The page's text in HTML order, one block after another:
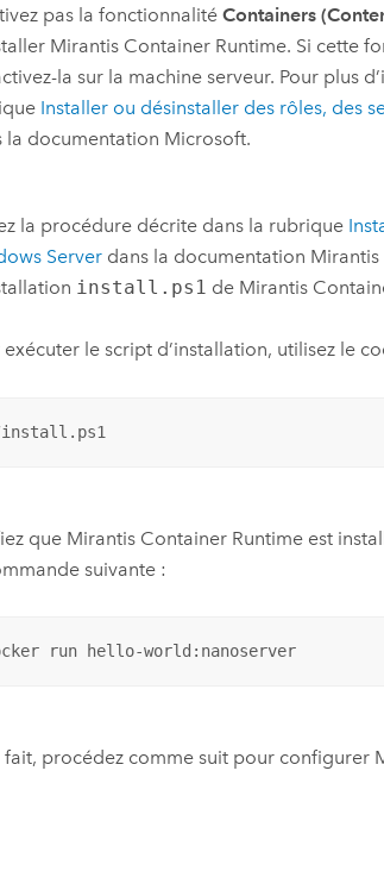
pas la fonctionnalitéContainers
Mirantis Container Runtime. Si cette
la sur la machine serveur. Pour plus
Installer ou désinstaller des rôles, des
la documentation Microsoft.
la procédure décrite dans la rubrique
Server dans la documentation
install.ps1 de Mirantis
exécuter le script d’installation, utilisez le
que Mirantis Container Runtime est
suivante :
run hello-world:nanoserver
fait, procédez comme suit pour configurer